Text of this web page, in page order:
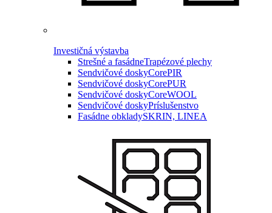
Investičná výstavba
Strešné a fasádneTrapézové plechy
Sendvičové doskyCorePIR
Sendvičové doskyCorePUR
Sendvičové doskyCoreWOOL
Sendvičové doskyPríslušenstvo
Fasádne obkladySKRIN, LINEA